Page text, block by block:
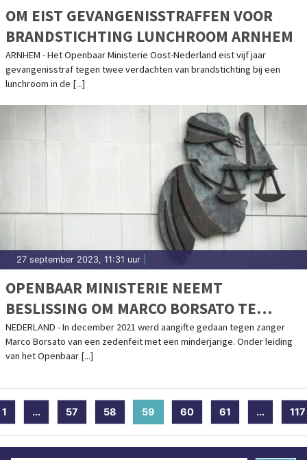
OM EIST GEVANGENISSTRAFFEN VOOR
BRANDSTICHTING LUNCHROOM ARNHEM
ARNHEM - Het Openbaar Ministerie Oost-Nederland eist vijf jaar
gevangenisstraf tegen twee verdachten van brandstichting bij een
lunchroom in de [...]
27 september 2023, 11:31 uur
OPENBAAR MINISTERIE NEEMT
BESLISSING OM MARCO BORSATO TE
DAGVAARDEN IN ZEDENZAAK
NEDERLAND - In december 2021 werd aangifte gedaan tegen zanger
Marco Borsato van een zedenfeit met een minderjarige. Onder leiding
van het Openbaar [...]
1 ... 57 58 59 (current)
60 61 ... 117